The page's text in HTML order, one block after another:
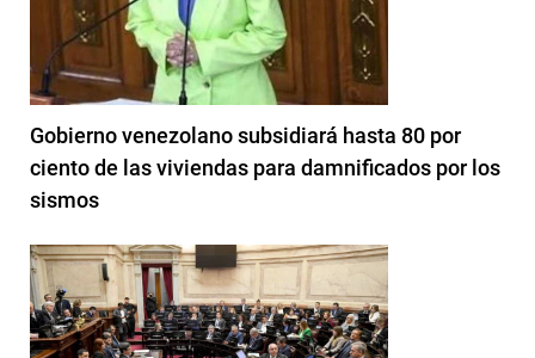
Gobierno venezolano subsidiará hasta 80 por
ciento de las viviendas para damnificados por los
sismos